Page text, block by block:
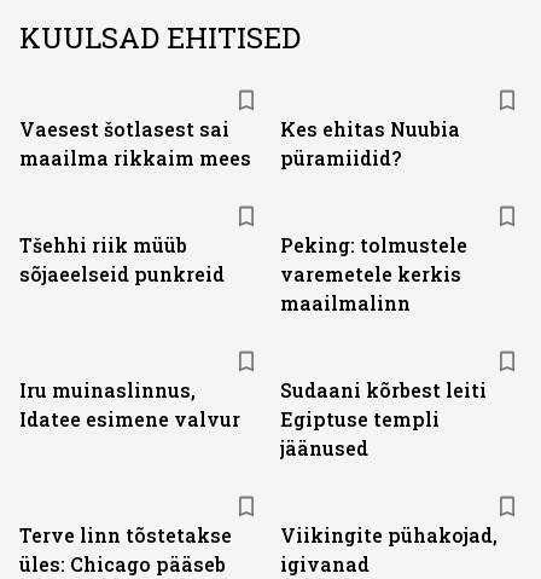
KUULSAD EHITISED
Vaesest šotlasest sai
maailma rikkaim mees
Kes ehitas Nuubia
püramiidid?
Tšehhi riik müüb
sõjaeelseid punkreid
Peking: tolmustele
varemetele kerkis
maailmalinn
Iru muinaslinnus,
Idatee esimene valvur
Sudaani kõrbest leiti
Egiptuse templi
jäänused
Terve linn tõstetakse
üles: Chicago pääseb
Viikingite pühakojad,
igivanad